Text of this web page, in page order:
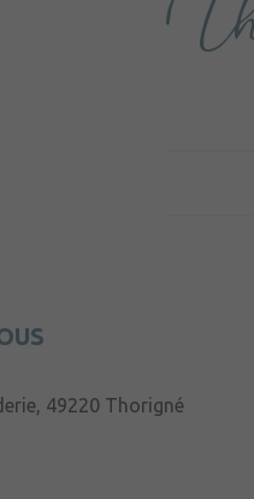
49220 Thorigné